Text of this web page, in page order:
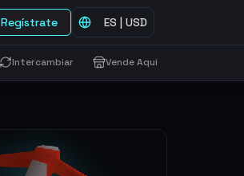
Regístrate ES | USD
Intercambiar Vende Aquí